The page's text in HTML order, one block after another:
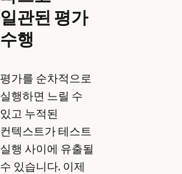
일관된 평가
수행
평가를 순차적으로
실행하면 느릴 수
있고 누적된
컨텍스트가 테스트
실행 사이에 유출될
수 있습니다. 이제